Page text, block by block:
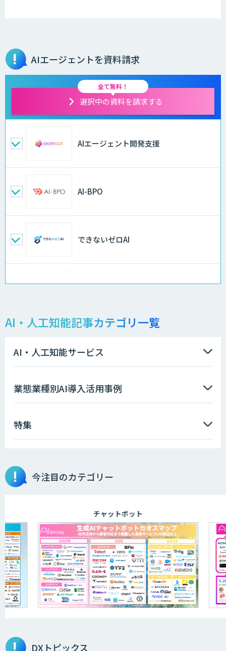
AIエージェントを資料請求
全て無料！
選択中の資料を請求する
AIエージェント開発支援
AI-BPO
できないゼロAI
Docify（ドシファイ）
imprai ezKotae
物品輸出から留学生・研究者のバックチ
ェックまで自動化。輸出管理
JOINT AI Flow byGMO
AIR-NEXUS
AI・人工知能記事カテゴリ一覧
AI・人工知能サービス
業態業種別AI導入活用事例
特集
今注目のカテゴリー
チャットボット
DXトピックス